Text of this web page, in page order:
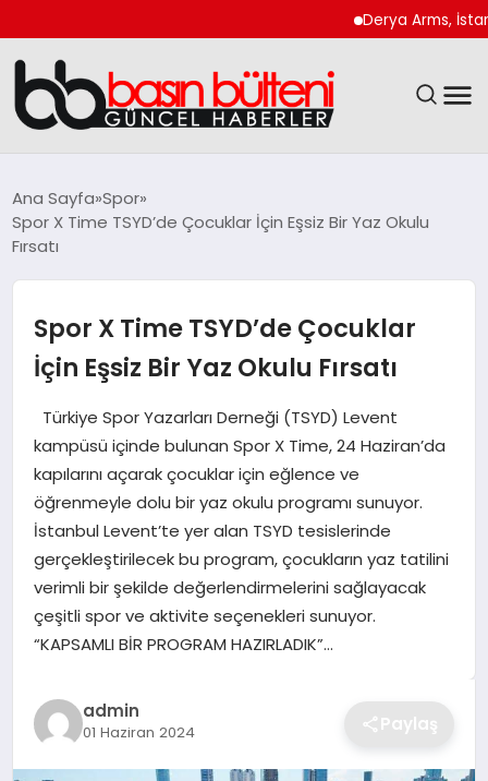
Derya Arms, İstanbul
GÜNCEL
MAGAZIN
SAĞLIK
SPOR
TEKNOLOJI
YAŞAM
GÜNDEM
Ana Sayfa Spor
Spor X Time TSYD’de Çocuklar İçin Eşsiz Bir Yaz Okulu
Fırsatı
Spor X Time TSYD’de Çocuklar
İçin Eşsiz Bir Yaz Okulu Fırsatı
Türkiye Spor Yazarları Derneği (TSYD) Levent
kampüsü içinde bulunan Spor X Time, 24 Haziran’da
kapılarını açarak çocuklar için eğlence ve
öğrenmeyle dolu bir yaz okulu programı sunuyor.
İstanbul Levent’te yer alan TSYD tesislerinde
gerçekleştirilecek bu program, çocukların yaz tatilini
verimli bir şekilde değerlendirmelerini sağlayacak
çeşitli spor ve aktivite seçenekleri sunuyor.
“KAPSAMLI BİR PROGRAM HAZIRLADIK”…
admin
01 Haziran 2024 Paylaş